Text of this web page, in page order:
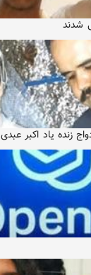
شدند
زنده یاد اکبر عبدی